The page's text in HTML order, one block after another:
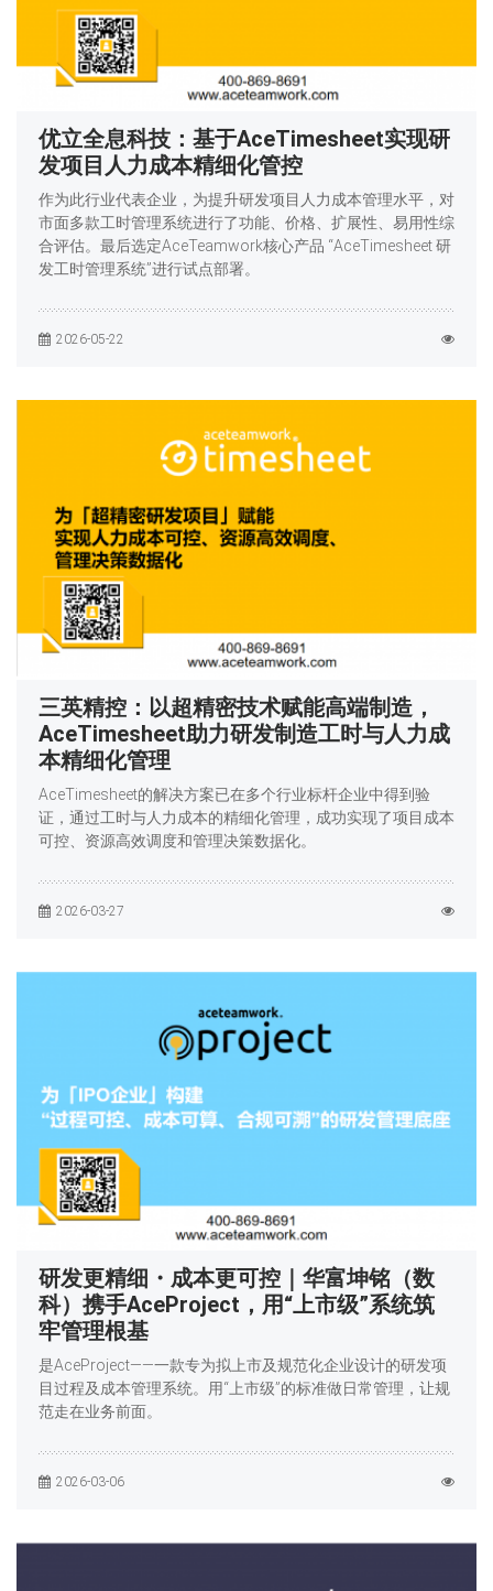
优立全息科技：基于AceTimesheet实现研
发项目人力成本精细化管控
作为此行业代表企业，为提升研发项目人力成本管理水平，对
市面多款工时管理系统进行了功能、价格、扩展性、易用性综
合评估。最后选定AceTeamwork核心产品 “AceTimesheet 研
发工时管理系统”进行试点部署。
2026-05-22
三英精控：以超精密技术赋能高端制造，
AceTimesheet助力研发制造工时与人力成
本精细化管理
AceTimesheet的解决方案已在多个行业标杆企业中得到验
证，通过工时与人力成本的精细化管理，成功实现了项目成本
可控、资源高效调度和管理决策数据化。
2026-03-27
研发更精细・成本更可控｜华富坤铭（数
科）携手AceProject，用“上市级”系统筑
牢管理根基
是AceProject——一款专为拟上市及规范化企业设计的研发项
目过程及成本管理系统。用“上市级”的标准做日常管理，让规
范走在业务前面。
2026-03-06